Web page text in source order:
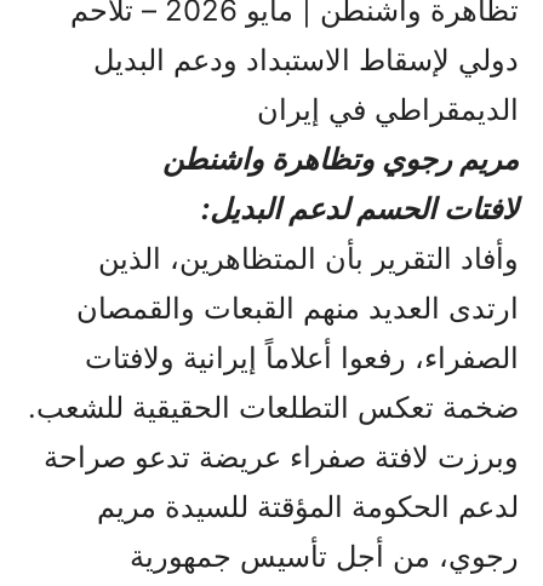
تظاهرة واشنطن | مايو 2026 – تلاحم
دولي لإسقاط الاستبداد ودعم البديل
الديمقراطي في إيران
مريم رجوي وتظاهرة واشنطن
لافتات الحسم لدعم البديل:
وأفاد التقرير بأن المتظاهرين، الذين
ارتدى العديد منهم القبعات والقمصان
الصفراء، رفعوا أعلاماً إيرانية ولافتات
ضخمة تعكس التطلعات الحقيقية للشعب.
وبرزت لافتة صفراء عريضة تدعو صراحة
لدعم الحكومة المؤقتة للسيدة مريم
رجوي، من أجل تأسيس جمهورية